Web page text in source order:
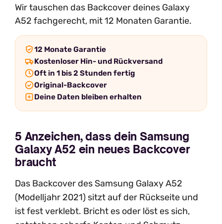
Wir tauschen das Backcover deines Galaxy
A52 fachgerecht, mit 12 Monaten Garantie.
12 Monate Garantie
Kostenloser Hin- und Rückversand
Oft in 1 bis 2 Stunden fertig
Original-Backcover
Deine Daten bleiben erhalten
5 Anzeichen, dass dein Samsung
Galaxy A52 ein neues Backcover
braucht
Das Backcover des Samsung Galaxy A52
(Modelljahr 2021) sitzt auf der Rückseite und
ist fest verklebt. Bricht es oder löst es sich,